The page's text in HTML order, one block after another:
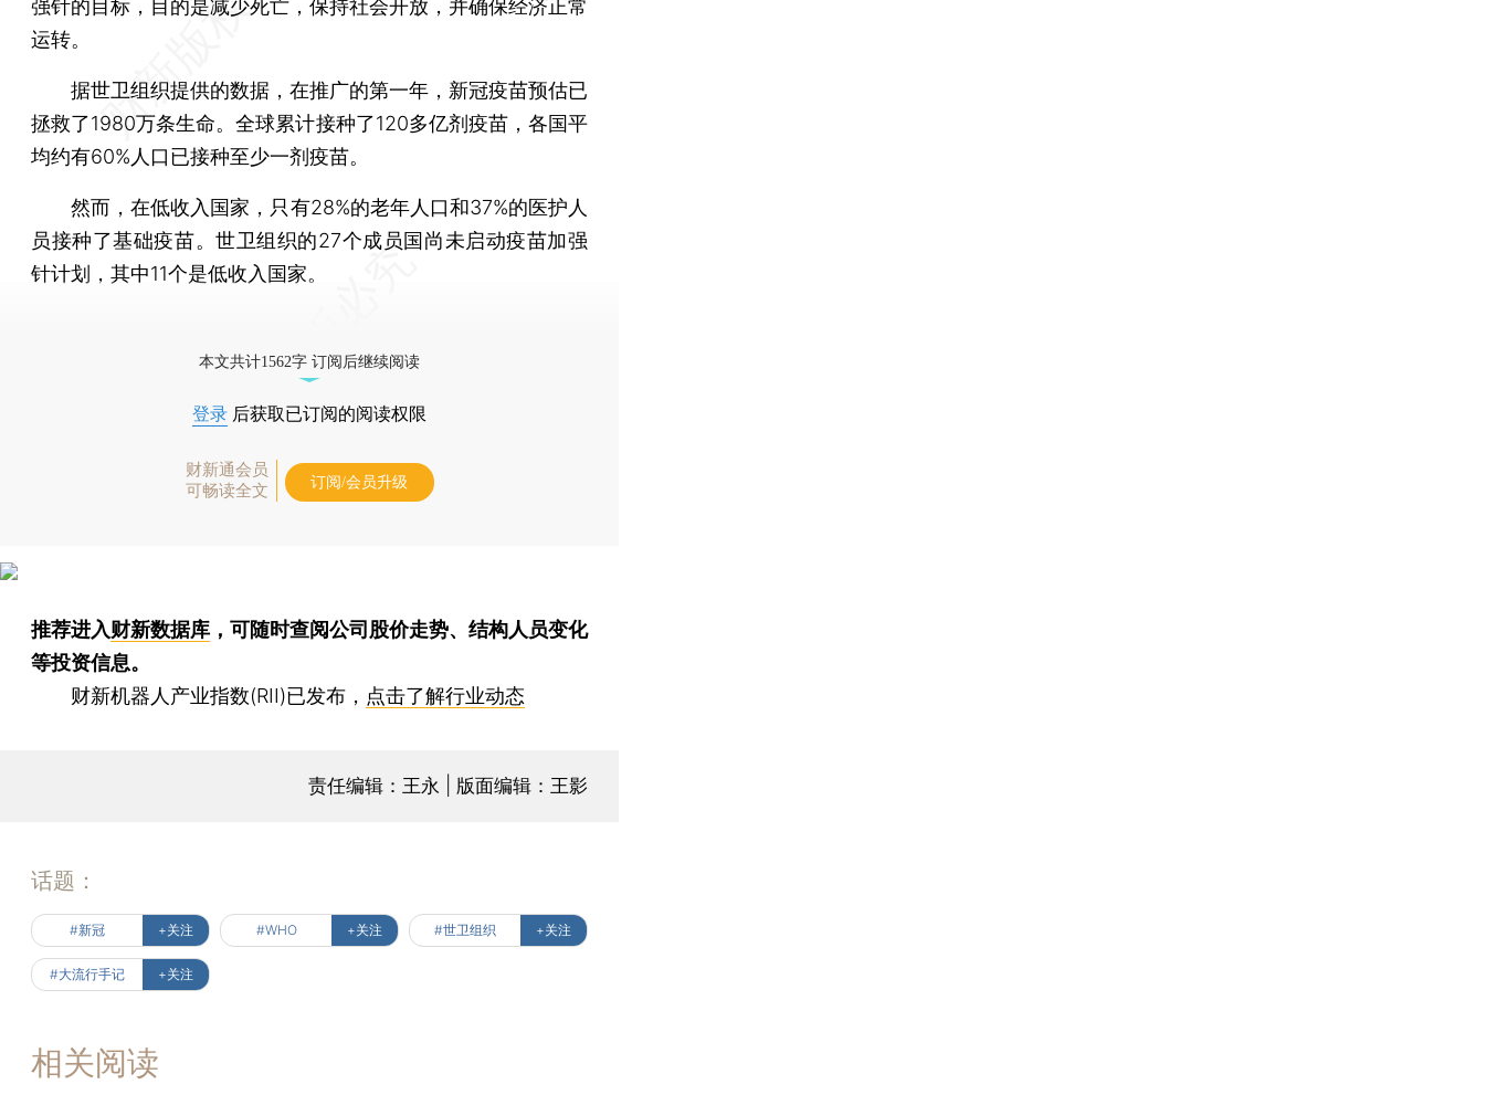
强针的目标，目的是减少死亡，保持社会开放，并确保经济正常
运转。
据世卫组织提供的数据，在推广的第一年，新冠疫苗预估已
拯救了1980万条生命。全球累计接种了120多亿剂疫苗，各国平
均约有60%人口已接种至少一剂疫苗。
然而，在低收入国家，只有28%的老年人口和37%的医护人
员接种了基础疫苗。世卫组织的27个成员国尚未启动疫苗加强
针计划，其中11个是低收入国家。
本文共计1562字 订阅后继续阅读
登录 后获取已订阅的阅读权限
财新通会员
可畅读全文
订阅/会员升级
推荐进入财新数据库 ，可随时查阅公司股价走势、结构人员变化
等投资信息。
财新机器人产业指数(RII)已发布， 点击了解行业动态
责任编辑：王永 | 版面编辑：王影
话题：
#新冠 +关注 #WHO +关注 #世卫组织 +关注
#大流行手记 +关注
相关阅读